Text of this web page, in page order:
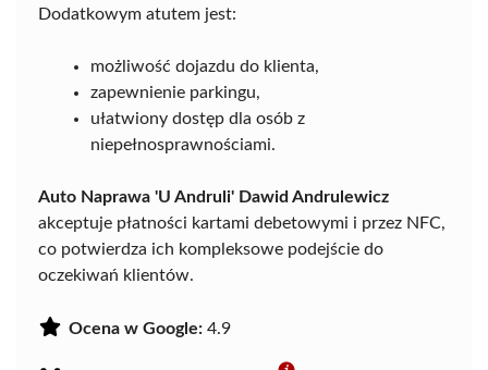
Dodatkowym atutem jest:
możliwość dojazdu do klienta,
zapewnienie parkingu,
ułatwiony dostęp dla osób z
niepełnosprawnościami.
Auto Naprawa 'U Andruli' Dawid Andrulewicz
akceptuje płatności kartami debetowymi i przez NFC,
co potwierdza ich kompleksowe podejście do
oczekiwań klientów.
Ocena w Google: 4.9